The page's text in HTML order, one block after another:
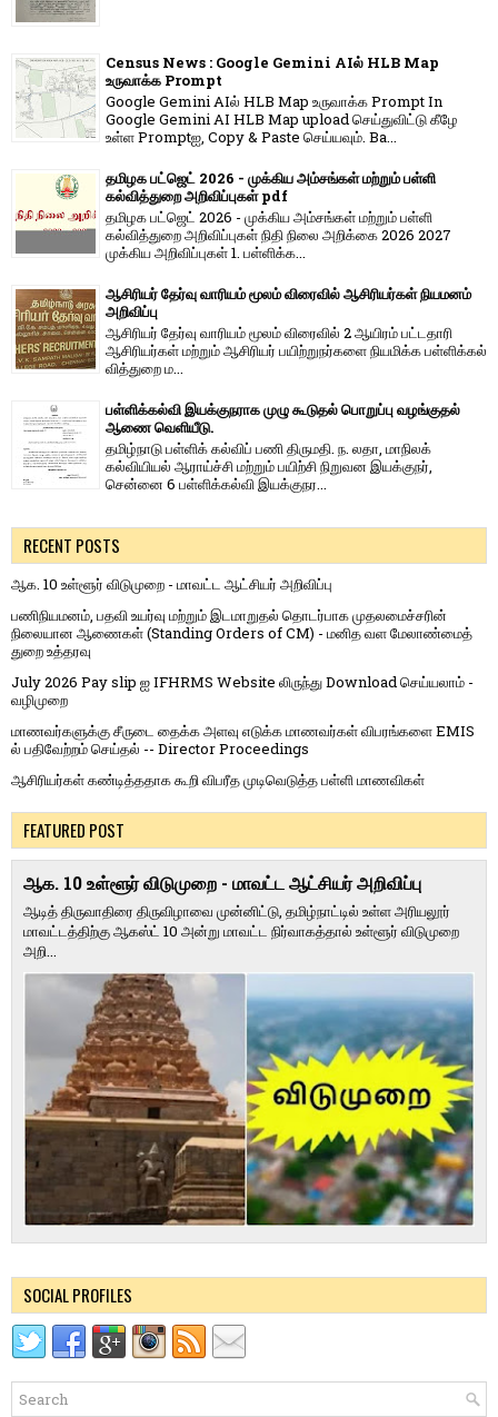
Census News : Google Gemini AIல் HLB Map
உருவாக்க Prompt
Google Gemini AIல் HLB Map உருவாக்க Prompt In
Google Gemini AI HLB Map upload செய்துவிட்டு கீழே
உள்ள Promptஐ, Copy & Paste செய்யவும். Ba...
தமிழக பட்ஜெட் 2026 - முக்கிய அம்சங்கள் மற்றும் பள்ளி
கல்வித்துறை அறிவிப்புகள் pdf
தமிழக பட்ஜெட் 2026 - முக்கிய அம்சங்கள் மற்றும் பள்ளி
கல்வித்துறை அறிவிப்புகள் நிதி நிலை அறிக்கை 2026 2027
முக்கிய அறிவிப்புகள் 1. பள்ளிக்க...
ஆசிரியர் தேர்வு வாரியம் மூலம் விரைவில் ஆசிரியர்கள் நியமனம்
அறிவிப்பு
ஆசிரியர் தேர்வு வாரி​யம் மூலம் விரை​வில் 2 ஆயிரம் பட்​ட​தாரி
ஆசிரியர்​கள் மற்​றும் ஆசிரியர் பயிற்றுநர்​களை நியமிக்க பள்​ளிக்​கல்​
வித்​துறை ம...
பள்ளிக்கல்வி இயக்குநராக முழு கூடுதல் பொறுப்பு வழங்குதல்
ஆணை வெளியீடு.
தமிழ்நாடு பள்ளிக் கல்விப் பணி திருமதி. ந. லதா, மாநிலக்
கல்வியியல் ஆராய்ச்சி மற்றும் பயிற்சி நிறுவன இயக்குநர்,
சென்னை 6 பள்ளிக்கல்வி இயக்குநர...
RECENT POSTS
ஆக. 10 உள்ளூர் விடுமுறை - மாவட்ட ஆட்சியர் அறிவிப்பு
பணிநியமனம், பதவி உயர்வு மற்றும் இடமாறுதல் தொடர்பாக முதலமைச்சரின்
நிலையான ஆணைகள் (Standing Orders of CM) - மனித வள மேலாண்மைத்
துறை உத்தரவு
July 2026 Pay slip ஐ IFHRMS Website லிருந்து Download செய்யலாம் -
வழிமுறை
மாணவர்களுக்கு சீருடை தைக்க அளவு எடுக்க மாணவர்கள் விபரங்களை EMIS
ல் பதிவேற்றம் செய்தல் -- Director Proceedings
ஆசிரியர்கள் கண்டித்ததாக கூறி விபரீத முடிவெடுத்த பள்ளி மாணவிகள்
FEATURED POST
ஆக. 10 உள்ளூர் விடுமுறை - மாவட்ட ஆட்சியர் அறிவிப்பு
ஆடித் திருவாதிரை திருவிழாவை முன்னிட்டு, தமிழ்நாட்டில் உள்ள அரியலூர்
மாவட்டத்திற்கு ஆகஸ்ட் 10 அன்று மாவட்ட நிர்வாகத்தால் உள்ளூர் விடுமுறை
அறி...
SOCIAL PROFILES